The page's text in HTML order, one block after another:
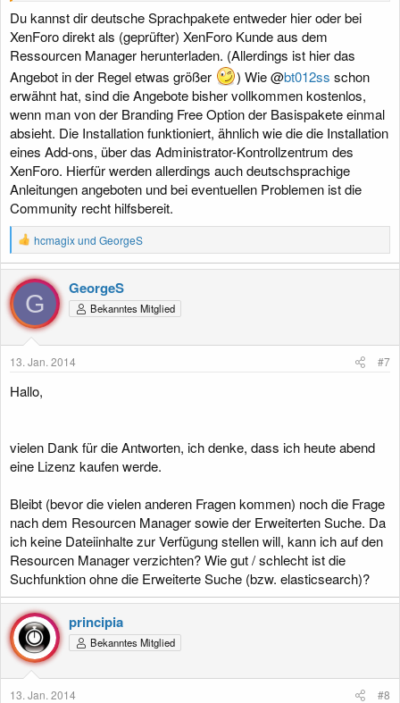
Du kannst dir deutsche Sprachpakete entweder hier oder bei
XenForo direkt als (geprüfter) XenForo Kunde aus dem
Ressourcen Manager herunterladen. (Allerdings ist hier das
Angebot in der Regel etwas größer
) Wie @bt012ss schon
erwähnt hat, sind die Angebote bisher vollkommen kostenlos,
wenn man von der Branding Free Option der Basispakete einmal
absieht. Die Installation funktioniert, ähnlich wie die die Installation
eines Add-ons, über das Administrator-Kontrollzentrum des
XenForo. Hierfür werden allerdings auch deutschsprachige
Anleitungen angeboten und bei eventuellen Problemen ist die
Community recht hilfsbereit.
R
e
a
k
t
i
o
n
n
hcmagixund GeorgeS
G
GeorgeS
Bekanntes Mitglied
13. Jan. 2014 #7
Hallo,
vielen Dank für die Antworten, ich denke, dass ich heute abend
eine Lizenz kaufen werde.
Bleibt (bevor die vielen anderen Fragen kommen) noch die Frage
nach dem Resourcen Manager sowie der Erweiterten Suche. Da
ich keine Dateiinhalte zur Verfügung stellen will, kann ich auf den
Resourcen Manager verzichten? Wie gut / schlecht ist die
Suchfunktion ohne die Erweiterte Suche (bzw. elasticsearch)?
principia
Bekanntes Mitglied
13. Jan. 2014 #8